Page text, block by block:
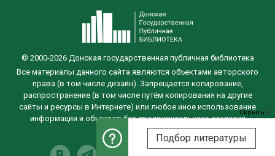
Скрыть
Подбор литературы
© 2000-2026 Донская государственная публичная библиотека
Все материалы данного сайта являются объектами авторского
права (в том числе дизайн). Запрещается копирование,
распространение (в том числе путём копирования на другие
сайты и ресурсы в Интернете) или любое иное использование
информации и объектов без предварительного согласия
правообладателя.